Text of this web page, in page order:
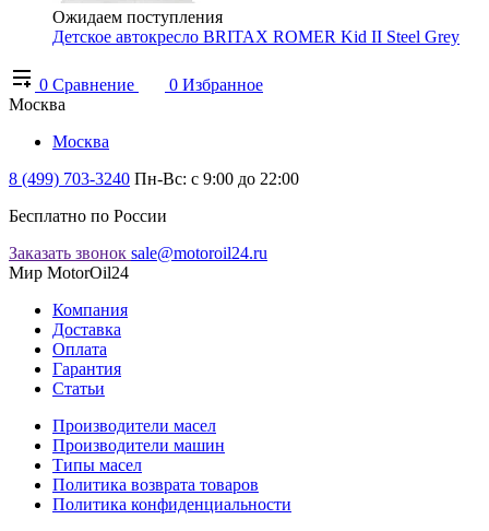
Ожидаем поступления
Детское автокресло BRITAX ROMER Kid II Steel Grey
0 Сравнение 0 Избранное
Москва
Москва
8 (499) 703-3240 Пн-Вс: с 9:00 до 22:00
Бесплатно по России
Заказать звонок sale@motoroil24.ru
Мир MotorOil24
Компания
Доставка
Оплата
Гарантия
Статьи
Производители масел
Производители машин
Типы масел
Политика возврата товаров
Политика конфиденциальности